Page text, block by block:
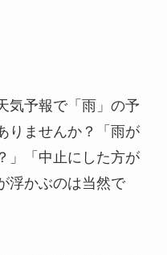
気予報で「雨」の予
りませんか？「雨が
」「中止にした方が
浮かぶのは当然で